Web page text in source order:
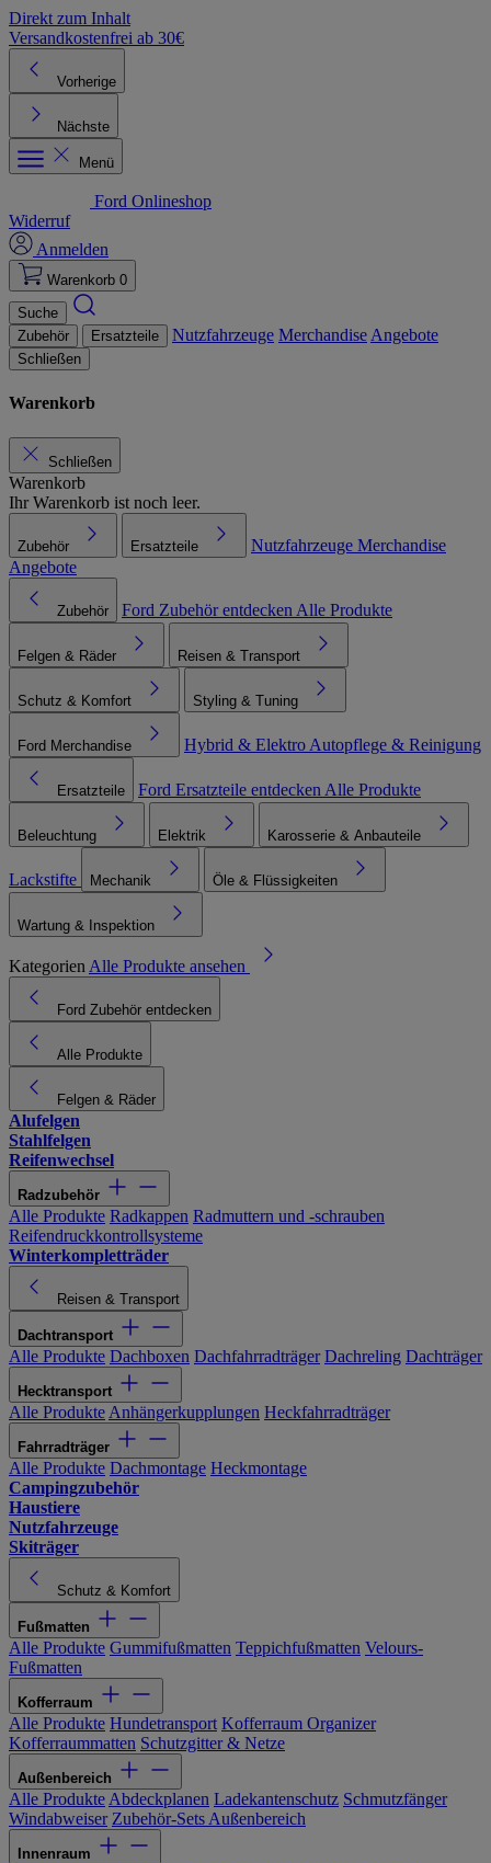
Direkt zum Inhalt
Versandkostenfrei ab 30€
Vorherige
Nächste
Menü
Ford Onlineshop
Widerruf
Anmelden
Warenkorb 0
Suche
Zubehör
Ersatzteile Nutzfahrzeuge Merchandise Angebote
Schließen
Warenkorb
Schließen
Warenkorb
Ihr Warenkorb ist noch leer.
Zubehör Ersatzteile Nutzfahrzeuge Merchandise
Angebote
Zubehör Ford Zubehör entdecken Alle Produkte
Felgen & Räder Reisen & Transport
Schutz & Komfort Styling & Tuning
Ford Merchandise Hybrid & Elektro Autopflege & Reinigung
Ersatzteile Ford Ersatzteile entdecken Alle Produkte
Beleuchtung Elektrik Karosserie & Anbauteile
Lackstifte Mechanik Öle & Flüssigkeiten
Wartung & Inspektion
Kategorien Alle Produkte ansehen
Ford Zubehör entdecken
Alle Produkte
Felgen & Räder
Alufelgen
Stahlfelgen
Reifenwechsel
Radzubehör
Alle Produkte Radkappen Radmuttern und -schrauben
Reifendruckkontrollsysteme
Winterkompletträder
Reisen & Transport
Dachtransport
Alle Produkte Dachboxen Dachfahrradträger Dachreling Dachträger
Hecktransport
Alle Produkte Anhängerkupplungen Heckfahrradträger
Fahrradträger
Alle Produkte Dachmontage Heckmontage
Campingzubehör
Haustiere
Nutzfahrzeuge
Skiträger
Schutz & Komfort
Fußmatten
Alle Produkte Gummifußmatten Teppichfußmatten Velours-
Fußmatten
Kofferraum
Alle Produkte Hundetransport Kofferraum Organizer
Kofferraummatten Schutzgitter & Netze
Außenbereich
Alle Produkte Abdeckplanen Ladekantenschutz Schmutzfänger
Windabweiser Zubehör-Sets Außenbereich
Innenraum